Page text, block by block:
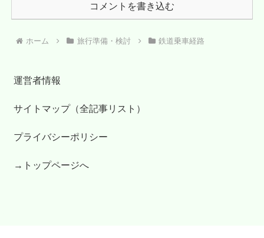
コメントを書き込む
ホーム 旅行準備・検討 鉄道乗車経路
運営者情報
サイトマップ（全記事リスト）
プライバシーポリシー
→トップページへ